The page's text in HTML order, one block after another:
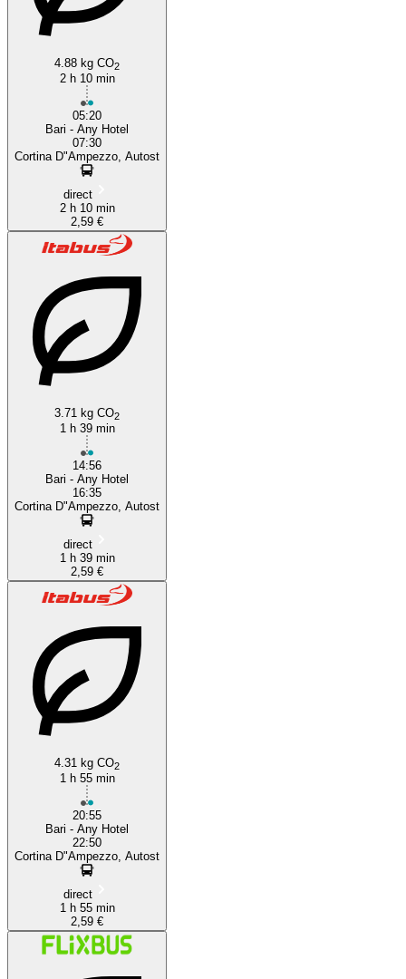
4.88 kg CO2
2 h 10 min
05:20
Bari - Any Hotel
07:30
Cortina D"Ampezzo, Autost
direct
2 h 10 min
2,59 €
3.71 kg CO2
1 h 39 min
14:56
Bari - Any Hotel
16:35
Cortina D"Ampezzo, Autost
direct
1 h 39 min
2,59 €
4.31 kg CO2
1 h 55 min
20:55
Bari - Any Hotel
22:50
Cortina D"Ampezzo, Autost
direct
1 h 55 min
2,59 €